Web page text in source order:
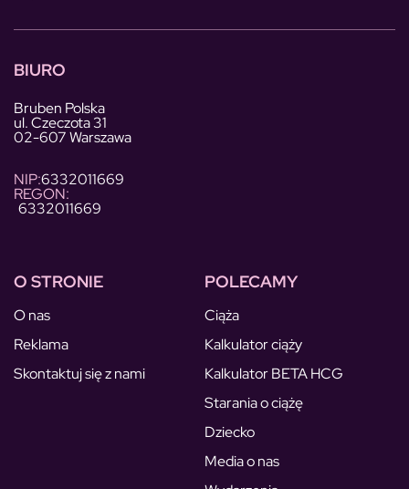
BIURO
Bruben Polska
ul. Czeczota 31
02-607 Warszawa
NIP:6332011669
REGON:
6332011669
O STRONIE
O nas
Reklama
Skontaktuj się z nami
POLECAMY
Ciąża
Kalkulator ciąży
Kalkulator BETA HCG
Starania o ciążę
Dziecko
Media o nas